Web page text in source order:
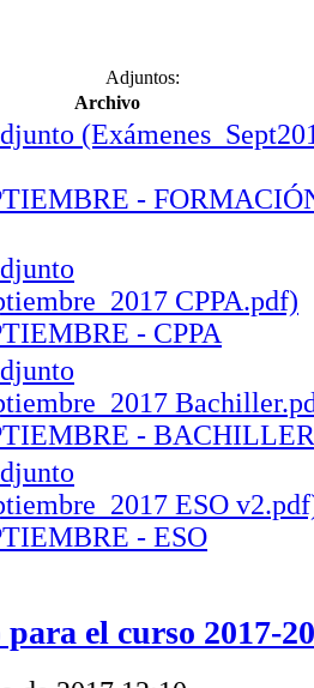
Adjuntos:
Archivo
-
- CPPA
-
- ESO
el curso 2017-